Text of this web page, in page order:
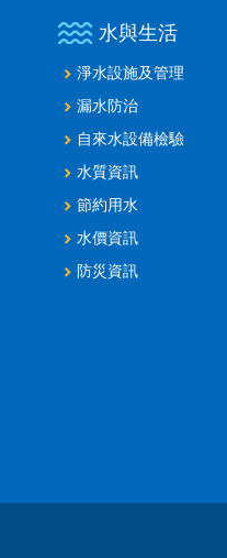
水與生活
淨水設施及管理
漏水防治
自來水設備檢驗
水質資訊
節約用水
水價資訊
防災資訊